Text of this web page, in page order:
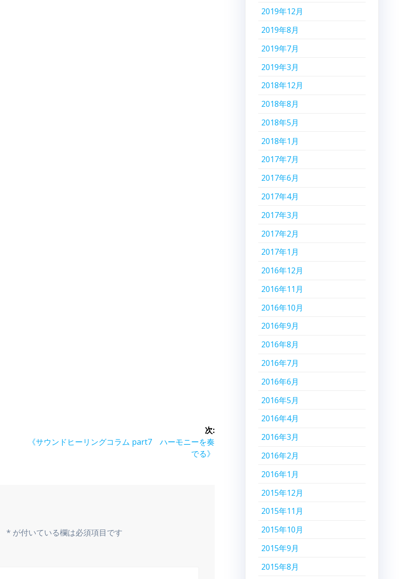
次:
次
《サウンドヒーリングコラム part7 ハーモニーを奏
でる》
* が付いている欄は必須項目です
2019年12月
2019年8月
2019年7月
2019年3月
2018年12月
2018年8月
2018年5月
2018年1月
2017年7月
2017年6月
2017年4月
2017年3月
2017年2月
2017年1月
2016年12月
2016年11月
2016年10月
2016年9月
2016年8月
2016年7月
2016年6月
2016年5月
2016年4月
2016年3月
2016年2月
2016年1月
2015年12月
2015年11月
2015年10月
2015年9月
2015年8月